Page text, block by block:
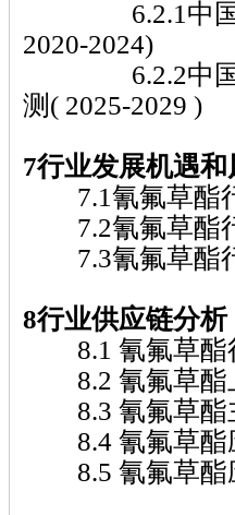
6.2.1中国市
2020-2024)
6.2.2中国市
测( 2025-2029 )
7行业发展机遇
7.1氰氟草酯行
7.2氰氟草酯
7.3氰氟草酯
8行业供应链分析
8.1 氰氟草酯
8.2 氰氟草酯
8.3 氰氟草酯
8.4 氰氟草酯
8.5 氰氟草酯